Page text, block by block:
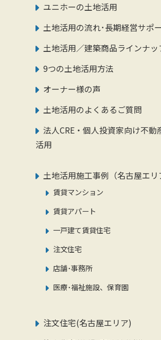
ユニホーの土地活用
土地活用の流れ･長期経営サポ
土地活用／建築商品ラインナッ
9つの土地活用方法
オーナー様の声
土地活用のよくあるご質問
法人CRE・個人投資家向け不動
活用
土地活用施工事例（名古屋エリ
賃貸マンション
賃貸アパート
一戸建て賃貸住宅
注文住宅
店舗･事務所
医療･福祉施設、保育園
注文住宅(名古屋エリア)